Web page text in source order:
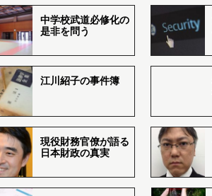
中学校武道必修化の
是非を問う
江川紹子の事件簿
現役財務官僚が語る
日本財政の真実